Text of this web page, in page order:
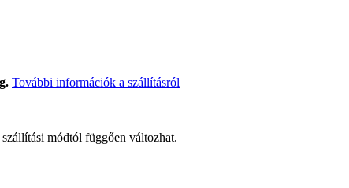
További információk a szállításról
módtól függően változhat.